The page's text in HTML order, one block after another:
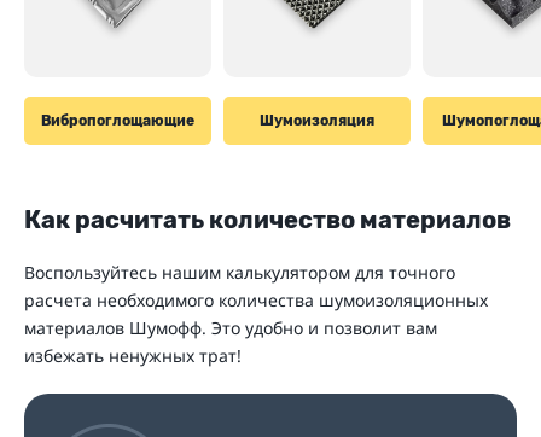
Вибропоглощающие Шумоизоляция
Как расчитать количество материалов
Воспользуйтесь нашим калькулятором для точного
расчета необходимого количества шумоизоляционных
материалов Шумофф. Это удобно и позволит вам
избежать ненужных трат!